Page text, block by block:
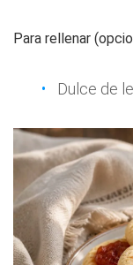
Para rellenar
Dulce de